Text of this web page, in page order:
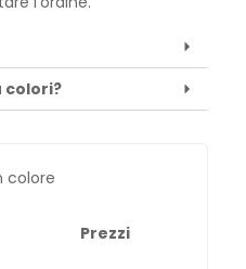
colori?
colore
Prezzi